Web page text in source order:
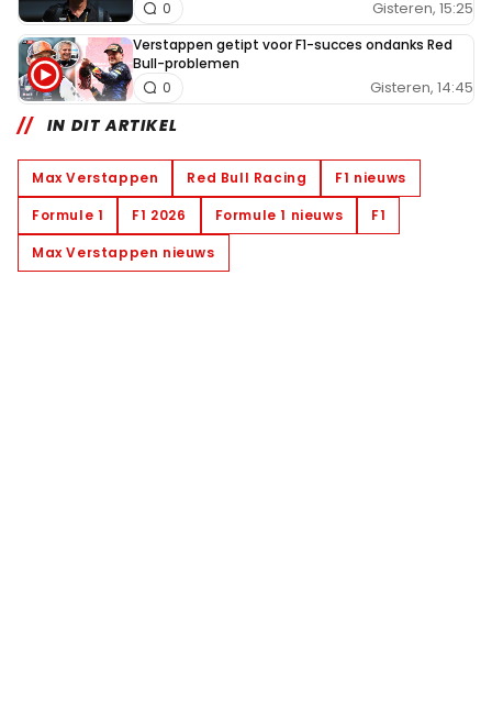
Gisteren, 15:25
0
Verstappen getipt voor F1-succes ondanks Red
Bull-problemen
Gisteren, 14:45
0
IN DIT ARTIKEL
Max Verstappen Red Bull Racing
F1 nieuws
Formule 1
F1 2026 Formule 1 nieuws
F1
Max Verstappen nieuws